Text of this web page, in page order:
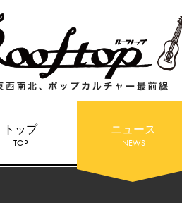
トップ
TOP
ニュース
NEWS